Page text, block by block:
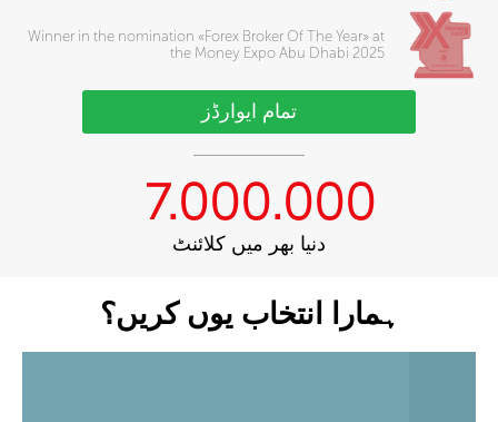
Winner in the nomination «Forex Broker Of The Year» at
the Money Expo Abu Dhabi 2025
تمام ایوارڈز
7.000.000
دنیا بھر میں کلائنٹ
ہمارا انتخاب یوں کریں؟